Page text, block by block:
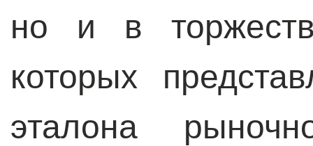
но и в
которых
эталона